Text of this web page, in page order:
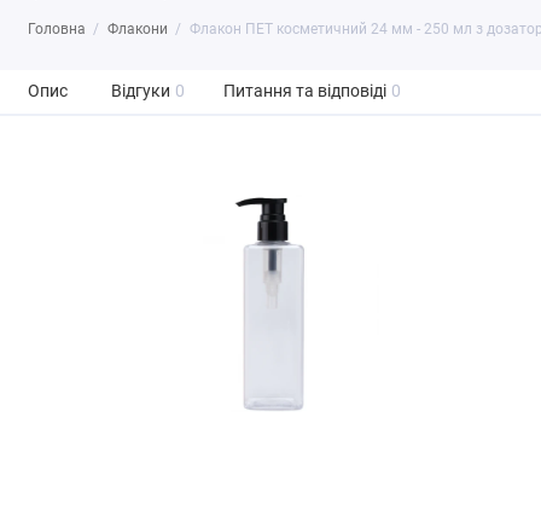
Головна Флакони Флакон ПЕТ косметичний 24 мм - 250 мл з
Опис Відгуки 0 Питання та відповіді 0